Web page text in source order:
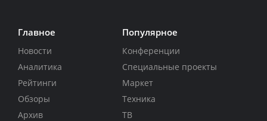
Главное
Новости
Аналитика
Рейтинги
Обзоры
Архив
Популярное
Конференции
Специальные проекты
Маркет
Техника
ТВ